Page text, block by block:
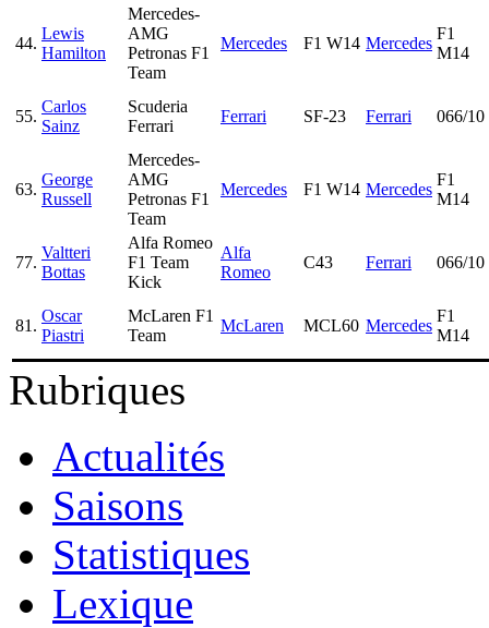
44.
Lewis
Hamilton
Mercedes-
AMG
Petronas F1
Team
Mercedes F1 W14 Mercedes
F1
M14
55.
Carlos
Sainz
Scuderia
Ferrari
Ferrari SF-23 Ferrari 066/10
63.
George
Russell
Mercedes-
AMG
Petronas F1
Team
Mercedes F1 W14 Mercedes
F1
M14
77.
Valtteri
Bottas
Alfa Romeo
F1 Team
Kick
Alfa
Romeo
C43 Ferrari 066/10
81.
Oscar
Piastri
McLaren F1
Team
McLaren MCL60 Mercedes
F1
M14
Rubriques
Actualités
Saisons
Statistiques
Lexique